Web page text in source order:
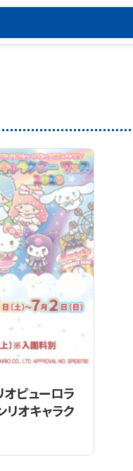
ピューロラ
リオキャラク